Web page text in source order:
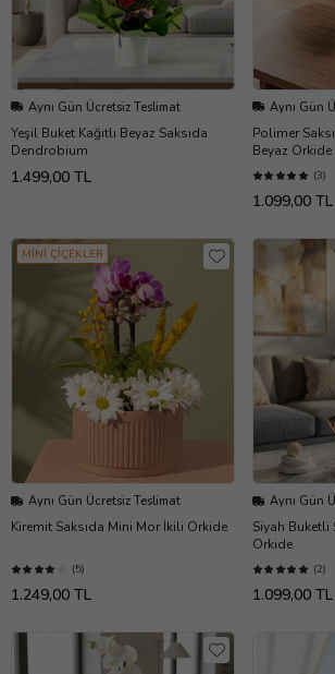
Aynı Gün Ücretsiz Teslimat
Yeşil Buket Kağıtlı Beyaz Saksıda
Dendrobium
1.499,00 TL
Aynı Gün
Polimer
Beyaz Orkide
(3)
1.099,00 TL
MİNİ ÇİÇEKLER
Aynı Gün Ücretsiz Teslimat
Kiremit Saksıda Mini Mor İkili Orkide
(5)
1.249,00 TL
Aynı Gün
Siyah Buketli
Orkide
(2)
1.099,00 TL